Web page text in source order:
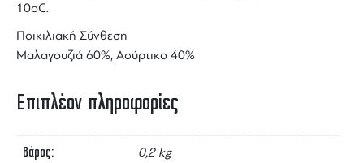
10οC.
Ποικιλιακή Σύνθεση
Μαλαγουζιά 60%, Ασύρτικο 40%
Επιπλέον πληροφορίες
Βάρος 0,2 kg